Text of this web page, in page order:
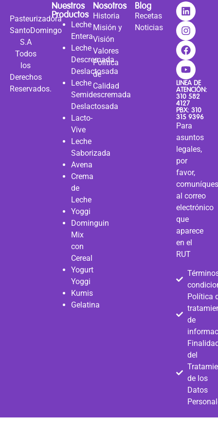
Pasteurizadora
SantoDomingo
S.A
Todos
los
Derechos
Reservados.
Nuestros
Productos
Leche
Entera
Leche
Descremada
Deslactosada
Leche
Semidescremada
Deslactosada
Lacto-
Vive
Leche
Saborizada
Avena
Crema
de
Leche
Yoggi
Dominguin
Mix
con
Cereal
Yogurt
Yoggi
Kumis
Gelatina
Nosotros
Historia
Misión y
Visión
Valores
Política
de
Calidad
Blog
Recetas
Noticias
LINEA DE
ATENCIÓN:
310 582
4127
PBX: 310
315 9396
Para
asuntos
legales,
por
favor,
al correo
electrónico
que
aparece
en el
RUT
Política
de
del
de los
Datos